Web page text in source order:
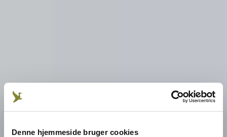
Denne hjemmeside bruger cookies